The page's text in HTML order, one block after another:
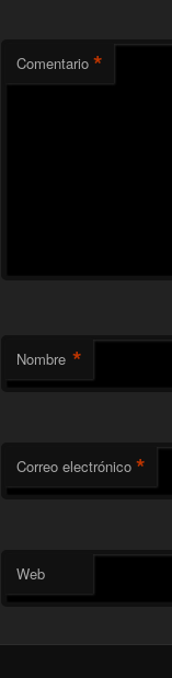
Comentario *
Nombre *
Correo electrónico *
Web